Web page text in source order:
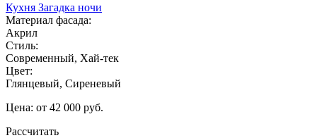
Кухня Загадка ночи
Материал фасада:
Акрил
Стиль:
Современный, Хай-тек
Цвет:
Глянцевый, Сиреневый
Цена: от 42 000 руб.
Рассчитать